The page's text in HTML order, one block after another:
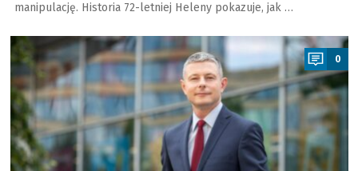
manipulację. Historia 72-letniej Heleny pokazuje, jak …
a
0